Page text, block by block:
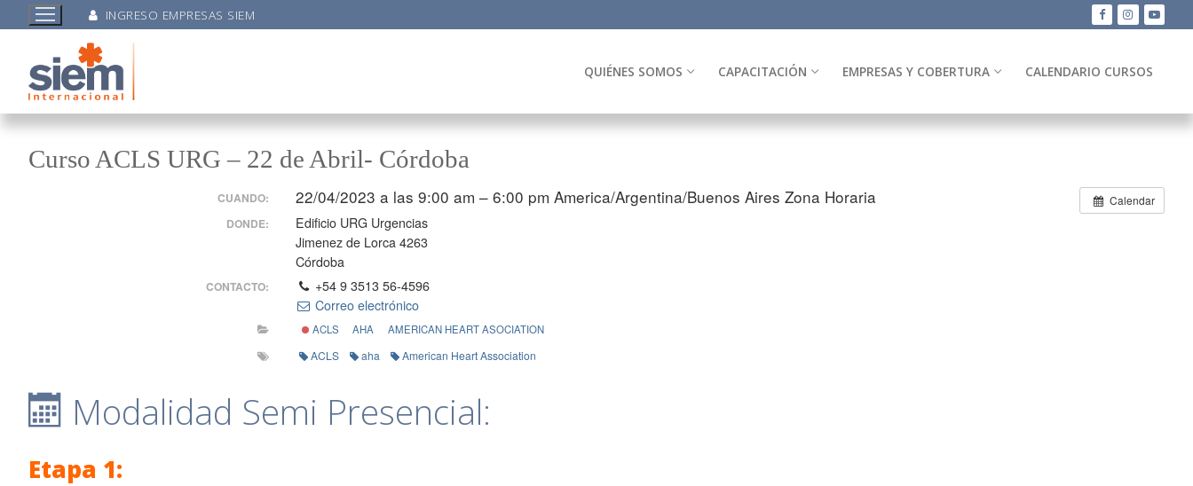
INGRESO EMPRESAS SIEM
QUIÉNES SOMOS CAPACITACIÓN EMPRESAS Y COBERTURA CALENDARIO CURSOS
Curso ACLS URG – 22 de Abril- Córdoba
Calendar
CUANDO: 22/04/2023 a las 9:00 am – 6:00 pm America/Argentina/Buenos Aires Zona Horaria
DONDE:
Edificio URG Urgencias
Jimenez de Lorca 4263
Córdoba
CONTACTO:
+54 9 3513 56-4596
Correo electrónico
ACLS AHA AMERICAN HEART ASOCIATION
ACLS aha American Heart Association
Modalidad Semi Presencial:
Etapa 1: